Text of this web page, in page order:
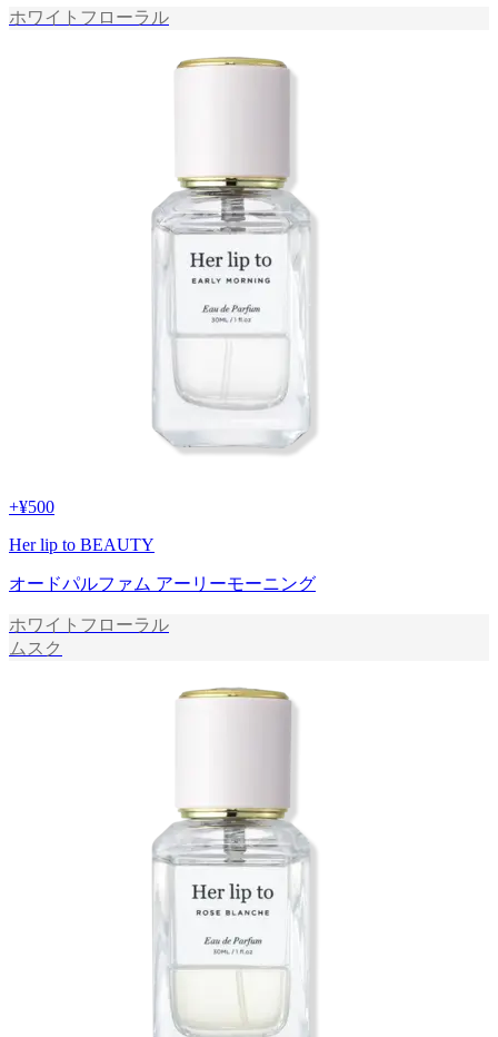
ホワイトフローラル
+¥500
Her lip to BEAUTY
オードパルファム アーリーモーニング
ホワイトフローラル
ムスク